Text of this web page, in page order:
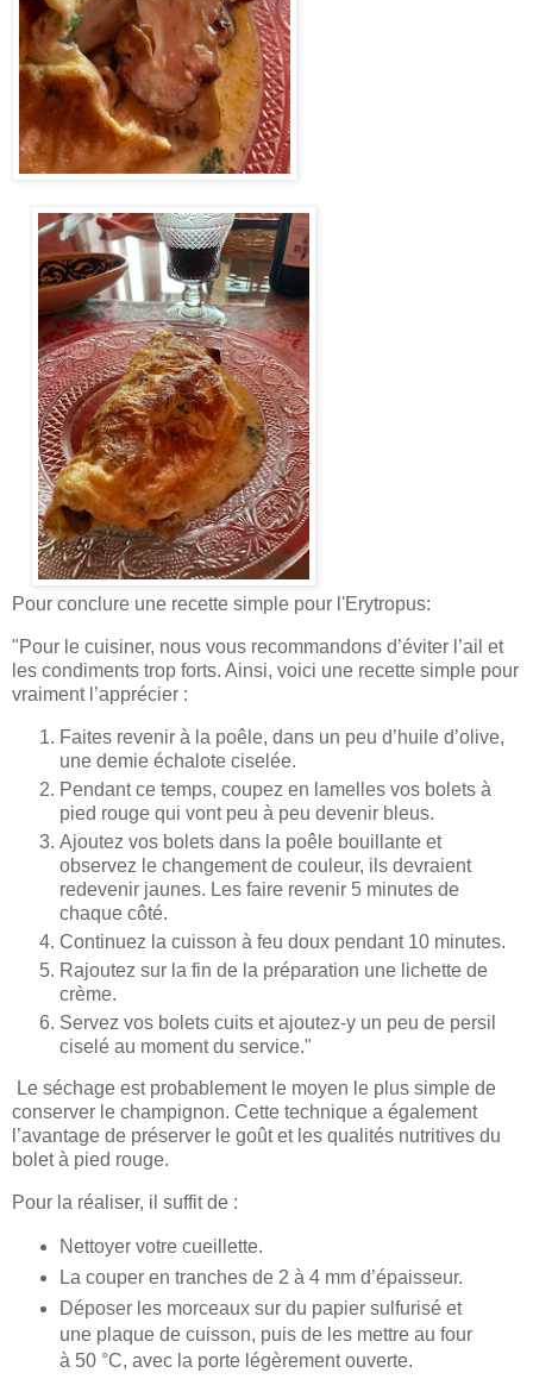
Pour conclure une recette simple pour l'Erytropus:
"Pour le cuisiner, nous vous recommandons d’éviter l’ail et
les condiments trop forts. Ainsi, voici une recette simple pour
vraiment l’apprécier :
Faites revenir à la poêle, dans un peu d’huile d’olive,
une demie échalote ciselée.
Pendant ce temps, coupez en lamelles vos bolets à
pied rouge qui vont peu à peu devenir bleus.
Ajoutez vos bolets dans la poêle bouillante et
observez le changement de couleur, ils devraient
redevenir jaunes. Les faire revenir 5 minutes de
chaque côté.
Continuez la cuisson à feu doux pendant 10 minutes.
Rajoutez sur la fin de la préparation une lichette de
crème.
Servez vos bolets cuits et ajoutez-y un peu de persil
ciselé au moment du service."
Le séchage est probablement le moyen le plus simple de
conserver le champignon. Cette technique a également
l’avantage de préserver le goût et les qualités nutritives du
bolet à pied rouge.
Pour la réaliser, il suffit de :
Nettoyer votre cueillette.
La couper en tranches de 2 à 4 mm d’épaisseur.
Déposer les morceaux sur du papier sulfurisé et
une plaque de cuisson, puis de les mettre au four
à 50 °C, avec la porte légèrement ouverte.